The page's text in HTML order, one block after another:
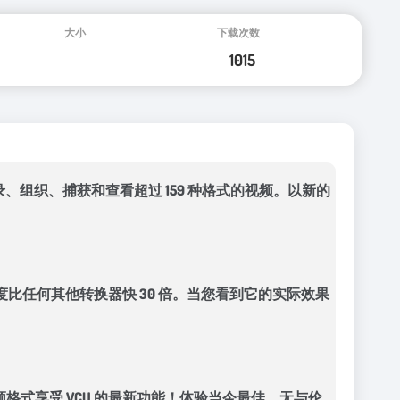
组织、捕获和查看超过 159 种格式的视频。以新的
比任何其他转换器快 30 倍。当您看到它的实际效果